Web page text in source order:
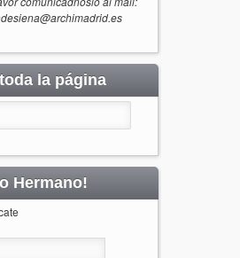
la página
Hermano!